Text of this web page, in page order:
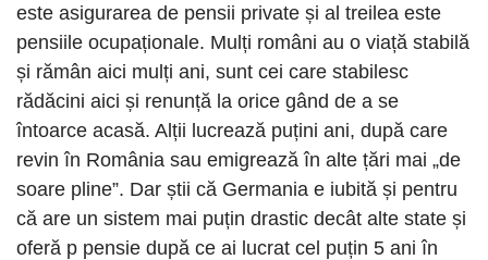
este asigurarea de pensii private și al treilea este
pensiile ocupaționale. Mulți români au o viață stabilă
și rămân aici mulți ani, sunt cei care stabilesc
rădăcini aici și renunță la orice gând de a se
întoarce acasă. Alții lucrează puțini ani, după care
revin în România sau emigrează în alte țări mai „de
soare pline”. Dar știi că Germania e iubită și pentru
că are un sistem mai puțin drastic decât alte state și
oferă p pensie după ce ai lucrat cel puțin 5 ani în